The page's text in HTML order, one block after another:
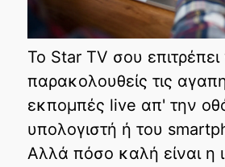
Το Star TV σου επιτρέπει
παρακολουθείς τις
εκπομπές live απ' την
υπολογιστή ή του
Αλλά πόσο καλή είναι η